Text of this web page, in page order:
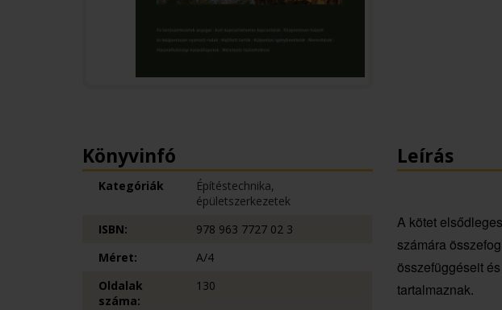
Leírás
A kötet
számára
összefüggéseit
tartalmaznak.
Könyvinfó
Kategóriák
Építéstechnika,
épületszerkezetek
ISBN:
978 963 7727 02 3
Méret:
A/4
Oldalak
száma:
130